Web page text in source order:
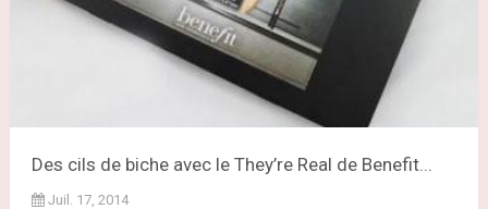
Des cils de biche avec le They’re Real de Benefit...
Juil. 17, 2014